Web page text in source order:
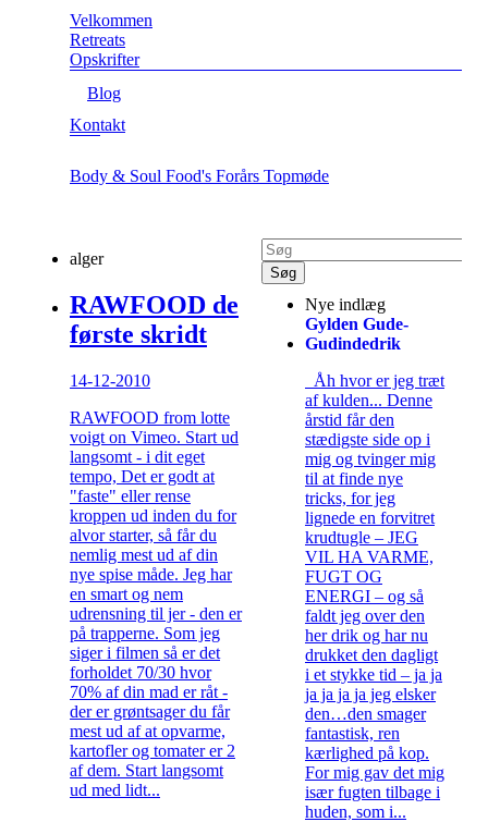
Velkommen
Retreats
Opskrifter
Blog
Kontakt
Body & Soul Food's Forårs Topmøde
alger
RAWFOOD de
første skridt
14-12-2010
RAWFOOD from lotte
voigt on Vimeo. Start ud
langsomt - i dit eget
tempo, Det er godt at
"faste" eller rense
kroppen ud inden du for
alvor starter, så får du
nemlig mest ud af din
nye spise måde. Jeg har
en smart og nem
udrensning til jer - den er
på trapperne. Som jeg
siger i filmen så er det
forholdet 70/30 hvor
70% af din mad er råt -
der er grøntsager du får
mest ud af at opvarme,
kartofler og tomater er 2
af dem. Start langsomt
ud med lidt...
Nye indlæg
Gylden Gude-
Gudindedrik
Åh hvor er jeg træt
af kulden... Denne
årstid får den
stædigste side op i
mig og tvinger mig
til at finde nye
tricks, for jeg
lignede en forvitret
krudtugle – JEG
VIL HA VARME,
FUGT OG
ENERGI – og så
faldt jeg over den
her drik og har nu
drukket den dagligt
i et stykke tid – ja ja
ja ja ja ja jeg elsker
den…den smager
fantastisk, ren
kærlighed på kop.
For mig gav det mig
især fugten tilbage i
huden, som i...